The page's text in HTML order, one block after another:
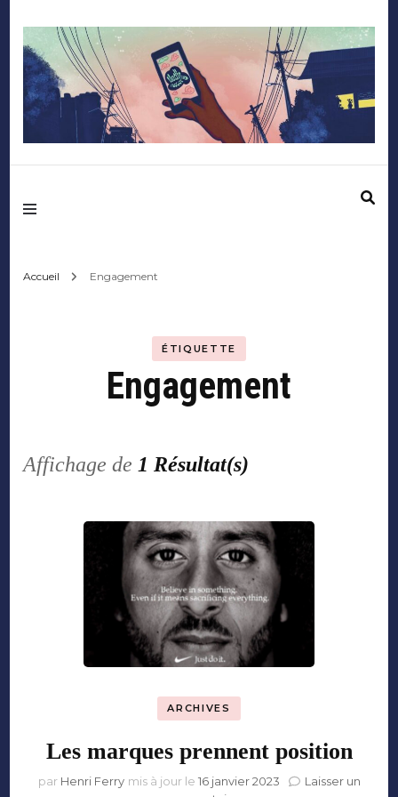
Mediafactory – Le
d'Audencia
Accueil Engagement
ÉTIQUETTE
Engagement
Affichage de 1 Résultat(s)
ARCHIVES
Les marques prennent position
par Henri Ferry mis à jour le 16 janvier 2023
Laisser un